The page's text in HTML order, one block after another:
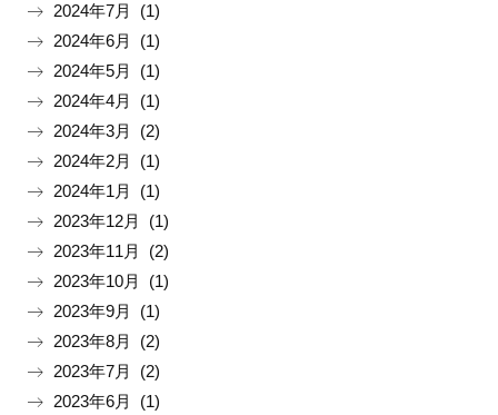
2024年7月 (1)
2024年6月 (1)
2024年5月 (1)
2024年4月 (1)
2024年3月 (2)
2024年2月 (1)
2024年1月 (1)
2023年12月 (1)
2023年11月 (2)
2023年10月 (1)
2023年9月 (1)
2023年8月 (2)
2023年7月 (2)
2023年6月 (1)